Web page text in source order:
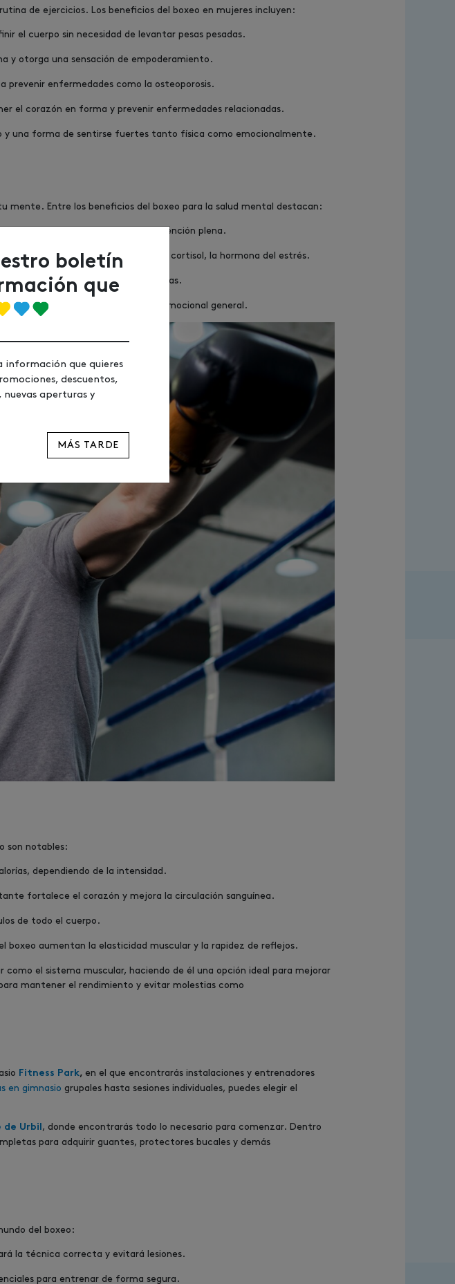
de ejercicios. Los beneficios del boxeo en mujeres incluyen:
el cuerpo sin necesidad de levantar pesas pesadas.
y otorga una sensación de empoderamiento.
prevenir enfermedades como la osteoporosis.
el corazón en forma y prevenir enfermedades relacionadas.
y una forma de sentirse fuertes tanto física como emocionalmente.
Entre los beneficios del boxeo para la salud mental destacan:
estrategias del boxeo requieren atención plena.
ayuda a disminuir los niveles de cortisol, la hormona del estrés.
que mejora tus habilidades cognitivas.
reprimidas y mejorar el bienestar emocional general.
son notables:
dependiendo de la intensidad.
fortalece el corazón y mejora la circulación sanguínea.
de todo el cuerpo.
boxeo aumentan la elasticidad muscular y la rapidez de reflejos.
el sistema muscular, haciendo de él una opción ideal para mejorar
mantener el rendimiento y evitar molestias como
Fitness Park, en el que encontrarás instalaciones y entrenadores
en gimnasio grupales hasta sesiones individuales, puedes elegir el
Urbil , donde encontrarás todo lo necesario para comenzar. Dentro
para adquirir guantes, protectores bucales y demás
del boxeo:
la técnica correcta y evitará lesiones.
para entrenar de forma segura.
boletín
que
información que quieres
descuentos,
aperturas y
MÁS TARDE